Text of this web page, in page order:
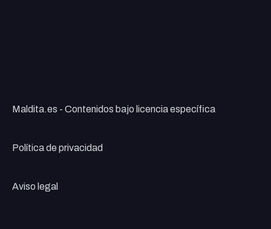
Maldita.es - Contenidos bajo licencia específica
Política de privacidad
Aviso legal